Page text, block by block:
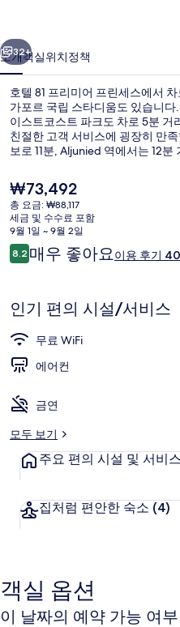
프
린
세
스
의
사
진
갤
러
32+
소개객실위치정책
호텔 81 프리미어 프린세스에서
가포르 국립 스타디움도 있습니
이스트코스트 파크도 차로 5분 거
친절한 고객 서비스에 굉장히 만
보로 11분, Aljunied 역에서는 12
현
재
가
격
은
₩73,492
₩73,492
총 요금: ₩88,117
세금 및 수수료 포함
9월 1일 ~ 9월 2일
이
용
기
8.210점 만점 중 8.2점.
매우 좋아요이용 후기
인기 편의 시설/서비스
무료 WiFi
에어컨
금연
모두 보기
주요 편의 시설 및 서비스
집처럼 편안한 숙소 (4)
객실 옵션
이 날짜의 예약 가능 여